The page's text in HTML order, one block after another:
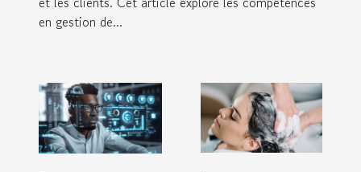
en gestion de...